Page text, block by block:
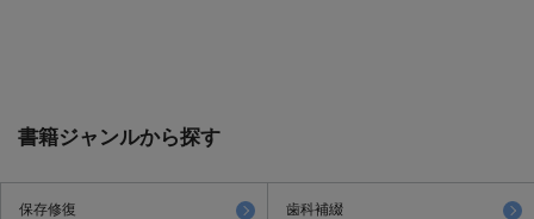
書籍ジャンルから探す
保存修復 歯科補綴